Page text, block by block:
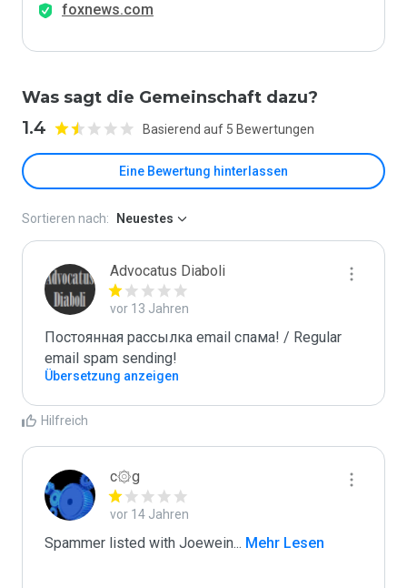
foxnews.com
Was sagt die Gemeinschaft dazu?
1.4 Basierend auf 5 Bewertungen
Eine Bewertung hinterlassen
Sortieren nach: Neuestes
Advocatus Diaboli
vor 13 Jahren
Постоянная рассылка email спама! / Regular
email spam sending!
Übersetzung anzeigen
Hilfreich
c۞g
vor 14 Jahren
Spammer listed with Joewein... Mehr Lesen